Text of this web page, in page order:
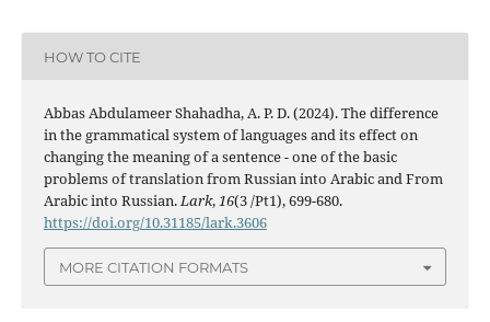
HOW TO CITE
Abbas Abdulameer Shahadha, A. P. D. (2024). The difference
in the grammatical system of languages ​​and its effect on
changing the meaning of a sentence - one of the basic
problems of translation from Russian into Arabic and From
Arabic into Russian.Lark,16(3 /Pt1), 699-680.
https://doi.org/10.31185/lark.3606
MORE CITATION FORMATS